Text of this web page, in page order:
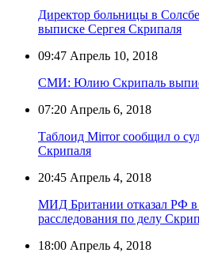
Директор больницы в
выписке Сергея Скрипаля
09:47 Апрель 10, 2018
СМИ: Юлию Скрипаль
07:20 Апрель 6, 2018
Таблоид Mirror сообщил о
Скрипаля
20:45 Апрель 4, 2018
МИД Британии отказал РФ в
расследования по делу
18:00 Апрель 4, 2018